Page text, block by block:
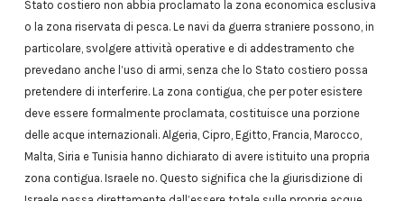
Stato costiero non abbia proclamato la zona economica esclusiva
o la zona riservata di pesca. Le navi da guerra straniere possono, in
particolare, svolgere attività operative e di addestramento che
prevedano anche l’uso di armi, senza che lo Stato costiero possa
pretendere di interferire. La zona contigua, che per poter esistere
deve essere formalmente proclamata, costituisce una porzione
delle acque internazionali. Algeria, Cipro, Egitto, Francia, Marocco,
Malta, Siria e Tunisia hanno dichiarato di avere istituito una propria
zona contigua. Israele no. Questo significa che la giurisdizione di